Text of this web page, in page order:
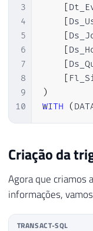
3
4
5
6
7
8
9
10
)
WITH
(
Criação da
Agora que criamos
informações,
TRANSACT-SQL